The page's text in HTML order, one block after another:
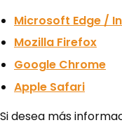
Microsoft Edge /
Mozilla Firefox
Google Chrome
Apple Safari
Si desea más